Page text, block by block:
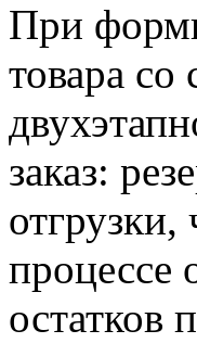
При
товара со
заказ:
отгрузки,
процессе
остатков